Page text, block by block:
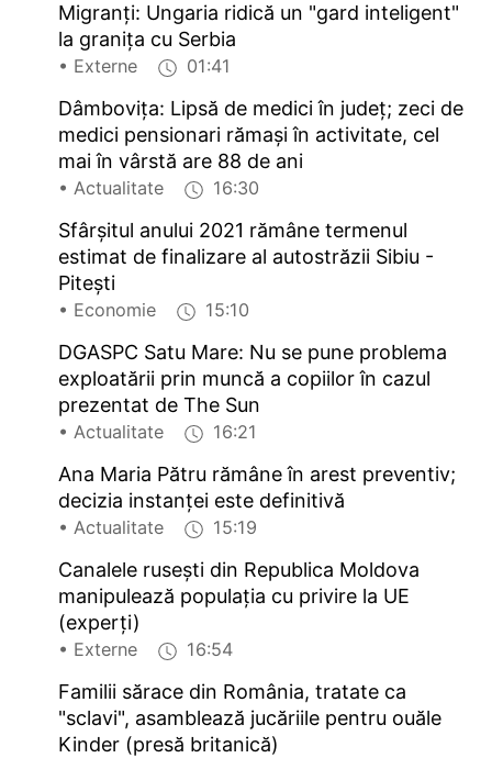
Migranți: Ungaria ridică un "gard inteligent"
la granița cu Serbia
• Externe 01:41
Dâmbovița: Lipsă de medici în județ; zeci de
medici pensionari rămași în activitate, cel
mai în vârstă are 88 de ani
• Actualitate 16:30
Sfârșitul anului 2021 rămâne termenul
estimat de finalizare al autostrăzii Sibiu -
Pitești
• Economie 15:10
DGASPC Satu Mare: Nu se pune problema
exploatării prin muncă a copiilor în cazul
prezentat de The Sun
• Actualitate 16:21
Ana Maria Pătru rămâne în arest preventiv;
decizia instanței este definitivă
• Actualitate 15:19
Canalele rusești din Republica Moldova
manipulează populația cu privire la UE
(experți)
• Externe 16:54
Familii sărace din România, tratate ca
"sclavi", asamblează jucăriile pentru ouăle
Kinder (presă britanică)